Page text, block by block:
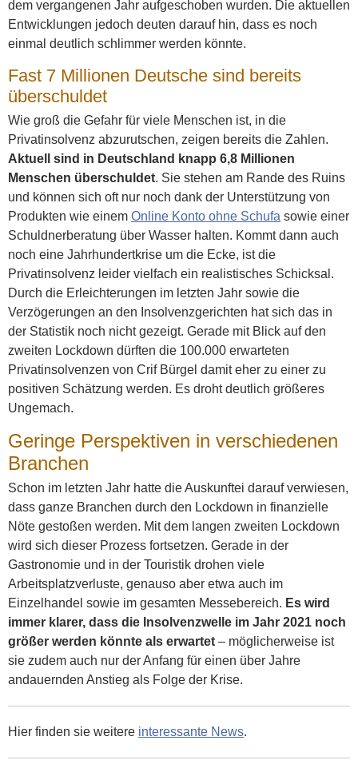
dem vergangenen Jahr aufgeschoben wurden. Die aktuellen
Entwicklungen jedoch deuten darauf hin, dass es noch
einmal deutlich schlimmer werden könnte.
Fast 7 Millionen Deutsche sind bereits
überschuldet
Wie groß die Gefahr für viele Menschen ist, in die
Privatinsolvenz abzurutschen, zeigen bereits die Zahlen.
Aktuell sind in Deutschland knapp 6,8 Millionen
Menschen überschuldet. Sie stehen am Rande des Ruins
und können sich oft nur noch dank der Unterstützung von
Produkten wie einem Online Konto ohne Schufa sowie einer
Schuldnerberatung über Wasser halten. Kommt dann auch
noch eine Jahrhundertkrise um die Ecke, ist die
Privatinsolvenz leider vielfach ein realistisches Schicksal.
Durch die Erleichterungen im letzten Jahr sowie die
Verzögerungen an den Insolvenzgerichten hat sich das in
der Statistik noch nicht gezeigt. Gerade mit Blick auf den
zweiten Lockdown dürften die 100.000 erwarteten
Privatinsolvenzen von Crif Bürgel damit eher zu einer zu
positiven Schätzung werden. Es droht deutlich größeres
Ungemach.
Geringe Perspektiven in verschiedenen
Branchen
Schon im letzten Jahr hatte die Auskunftei darauf verwiesen,
dass ganze Branchen durch den Lockdown in finanzielle
Nöte gestoßen werden. Mit dem langen zweiten Lockdown
wird sich dieser Prozess fortsetzen. Gerade in der
Gastronomie und in der Touristik drohen viele
Arbeitsplatzverluste, genauso aber etwa auch im
Einzelhandel sowie im gesamten Messebereich. Es wird
immer klarer, dass die Insolvenzwelle im Jahr 2021 noch
größer werden könnte als erwartet – möglicherweise ist
sie zudem auch nur der Anfang für einen über Jahre
andauernden Anstieg als Folge der Krise.
Hier finden sie weitere interessante News.